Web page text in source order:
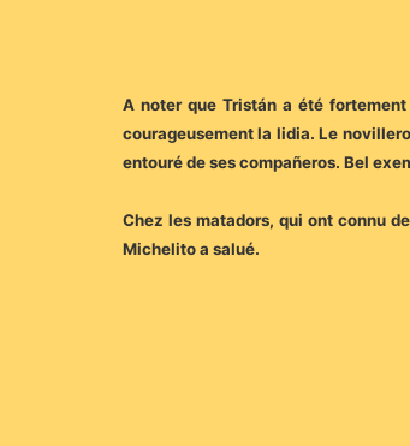
A noter que Tristán a été
courageusement la lidia. Le
entouré de ses compañeros. Bel
Chez les matadors, qui ont connu
Michelito a salué.